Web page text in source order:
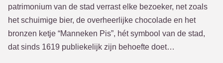
patrimonium van de stad verrast elke bezoeker, net zoals
het schuimige bier, de overheerlijke chocolade en het
bronzen ketje “Manneken Pis”, hét symbool van de stad,
dat sinds 1619 publiekelijk zijn behoefte doet…